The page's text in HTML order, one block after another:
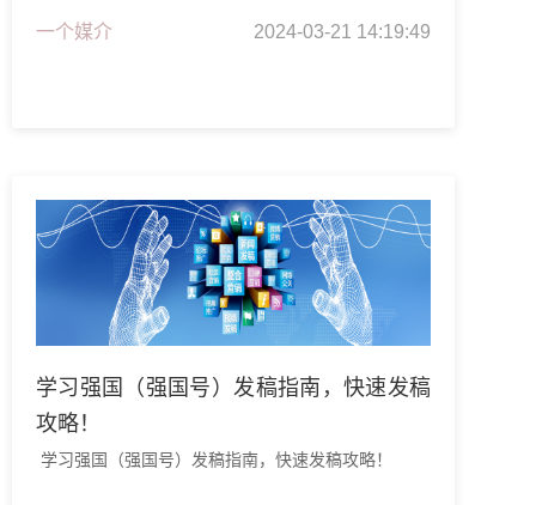
一个媒介 2024-03-21 14:19:49
学习强国（强国号）发稿指南，快速发稿
攻略！
学习强国（强国号）发稿指南，快速发稿攻略！